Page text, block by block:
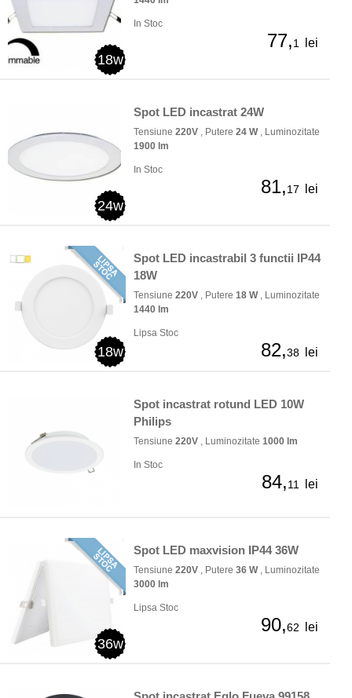
18w
In Stoc
77,1 lei
24w
Spot LED incastrat 24W
Tensiune 220V , Putere 24 W, Luminozitate
1900 lm
In Stoc
81,17 lei
18w
Spot LED incastrabil 3 functii IP44
18W
Tensiune 220V , Putere 18 W, Luminozitate
1440 lm
Lipsa Stoc
82,38 lei
Spot incastrat rotund LED 10W
Philips
Tensiune 220V , Luminozitate 1000 lm
In Stoc
84,11 lei
36w
Spot LED maxvision IP44 36W
Tensiune 220V , Putere 36 W, Luminozitate
3000 lm
Lipsa Stoc
90,62 lei